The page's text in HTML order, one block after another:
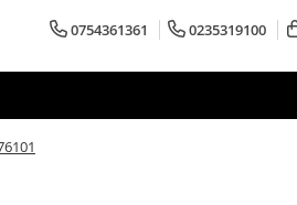
0754361361 0235319100